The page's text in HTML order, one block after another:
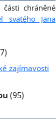
chráněné
svatého Jana
zajímavosti
(95)